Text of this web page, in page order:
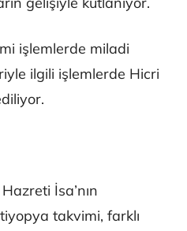
işlemlerde miladi
ilgili işlemlerde Hicri
İsa’nın
takvimi, farklı